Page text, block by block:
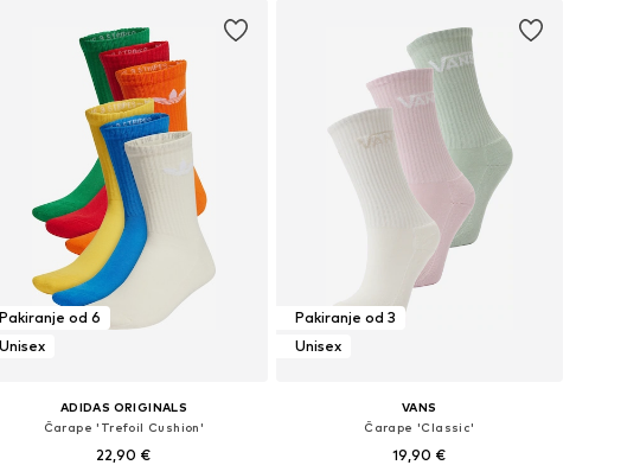
Pakiranje od 6
Unisex
ADIDAS ORIGINALS
Čarape 'Trefoil Cushion'
22,90 €
Pakiranje od 3
Unisex
VANS
Čarape 'Classic'
19,90 €